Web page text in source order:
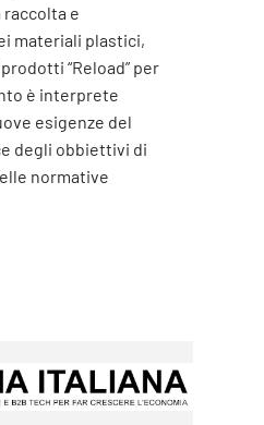
raccolta e
materiali plastici,
“Reload” per
è interprete
esigenze del
degli obbiettivi di
normative